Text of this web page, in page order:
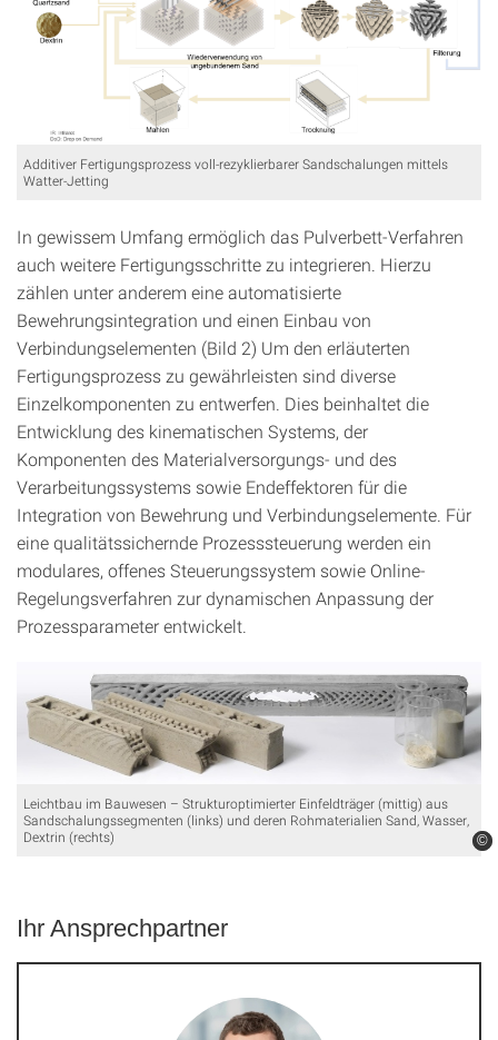
©
Additiver Fertigungsprozess voll-rezyklierbarer Sandschalungen mittels
Watter-Jetting
In gewissem Umfang ermöglich das Pulverbett-Verfahren
auch weitere Fertigungsschritte zu integrieren. Hierzu
zählen unter anderem eine automatisierte
Bewehrungsintegration und einen Einbau von
Verbindungselementen (Bild 2) Um den erläuterten
Fertigungsprozess zu gewährleisten sind diverse
Einzelkomponenten zu entwerfen. Dies beinhaltet die
Entwicklung des kinematischen Systems, der
Komponenten des Materialversorgungs- und des
Verarbeitungssystems sowie Endeffektoren für die
Integration von Bewehrung und Verbindungselemente. Für
eine qualitätssichernde Prozesssteuerung werden ein
modulares, offenes Steuerungssystem sowie Online-
Regelungsverfahren zur dynamischen Anpassung der
Prozessparameter entwickelt.
©
Leichtbau im Bauwesen – Strukturoptimierter Einfeldträger (mittig) aus
Sandschalungssegmenten (links) und deren Rohmaterialien Sand, Wasser,
Dextrin (rechts)
Ihr Ansprechpartner